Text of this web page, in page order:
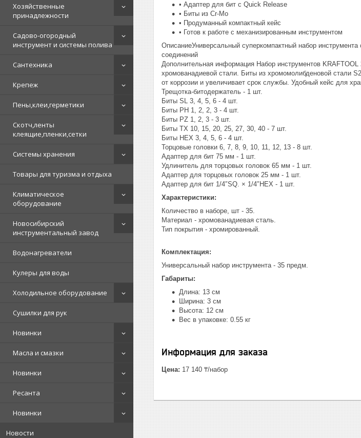
Хозяйственные
принадлежности
Садово-огородный
инструмент и системы полива
Сантехника
Крепеж
Пены,клеи,герметики
Скотч,ленты
клеящие,пленки,сетки
Системы хранения
Товары для туризма и отдыха
Климатическое
оборудование
Новосибирский
инструментальный завод
Водонагреватели
Кулеры для воды
Холодильное оборудование
Сушилки для рук
Новинки
Масла и смазки
Новинки
Ресанта
Новинки
Новости
• Адаптер для бит с Quick Release
• Биты из Cr-Mo
• Продуманный компактный кейс
• Готов к работе с механизированным инструментом
ОписаниеУниверсальный суперкомпактный набор
соединений
Дополнительная информация Набор инструментов
хромованадиевой стали. Биты из хромомолибденовой стали
от коррозии и увеличивает срок службы. Удобный кейс для
Трещотка-битодержатель - 1 шт.
Биты SL 3, 4, 5, 6 - 4 шт.
Биты PH 1, 2, 2, 3 - 4 шт.
Биты PZ 1, 2, 3 - 3 шт.
Биты TX 10, 15, 20, 25, 27, 30, 40 - 7 шт.
Биты HEX 3, 4, 5, 6 - 4 шт.
Торцовые головки 6, 7, 8, 9, 10, 11, 12, 13 - 8 шт.
Адаптер для бит 75 мм - 1 шт.
Удлинитель для торцовых головок 65 мм - 1 шт.
Адаптер для торцовых головок 25 мм - 1 шт.
Адаптер для бит 1/4″SQ. × 1/4″HEX - 1 шт.
Характеристики:
Количество в наборе, шт - 35.
Материал - хромованадиевая сталь.
Тип покрытия - хромированный.
Комплектация:
Универсальный набор инструмента - 35 предм.
Габариты:
Длина: 13 см
Ширина: 3 см
Высота: 12 см
Вес в упаковке: 0.55 кг
Информация для заказа
Цена: 17 140 ₸/набор